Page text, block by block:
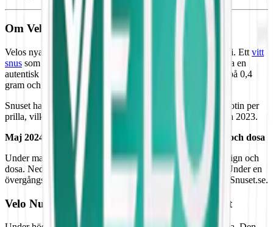
Om Velo Nutty Virginia Mini
Velos nya vita och tobaksfria minisnus: Nutty Virginia Mini. Ett vitt
snus som är helt utan tobak, men som ändå lyckas återskapa en
autentisk tobakssmak. Detta minisnus har en mindre prilla på 0,4
gram och 20 prillor per dosa.
Snuset har ett lägre nikotininnehåll, med endast 4,2 mg nikotin per
prilla, vilket motsvarar 1% nikotininnehåll. Lanserad hösten 2023.
Maj 2024: Velo Nutty Virginia Mini får sin nya design och dosa
Under maj 2024 får Velo Nutty Virginia Mini
sin nya design och
dosa. Nedan ser du både den tidigare och den nya dosan. Under en
övergångsperiod kan båda dosorna förekomma hos oss på Snuset.se.
Velo Nutty Virginia Mini utgår ur sortimentet